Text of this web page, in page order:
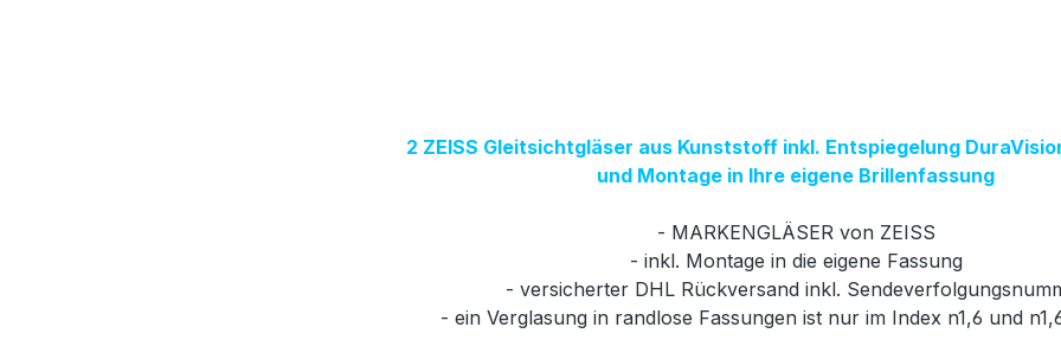
2 ZEISS Gleitsichtgläser aus Kunststoff inkl. Entspiegelung
und Montage in Ihre eigene Brillenfassung
- MARKENGLÄSER von ZEISS
- inkl. Montage in die eigene Fassung
- versicherter DHL Rückversand inkl.
- ein Verglasung in randlose Fassungen ist nur im Index n1,6 und